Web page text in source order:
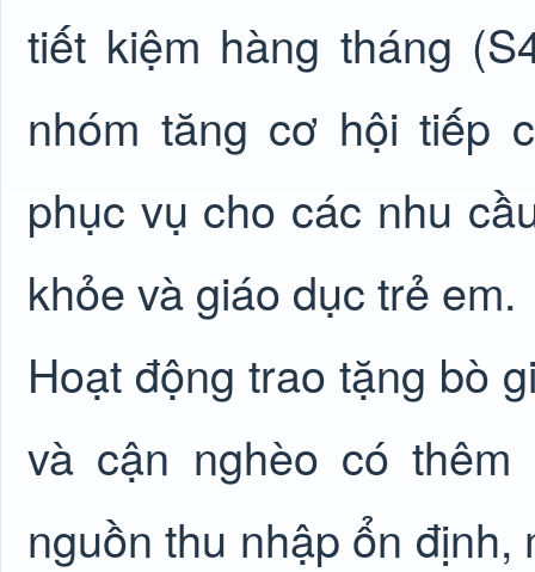
tiết kiệm hàng tháng
nhóm tăng cơ hội tiếp
phục vụ cho các nhu
khỏe và giáo dục trẻ em.
Hoạt động trao tặng bò
và cận nghèo có
nguồn thu nhập ổn